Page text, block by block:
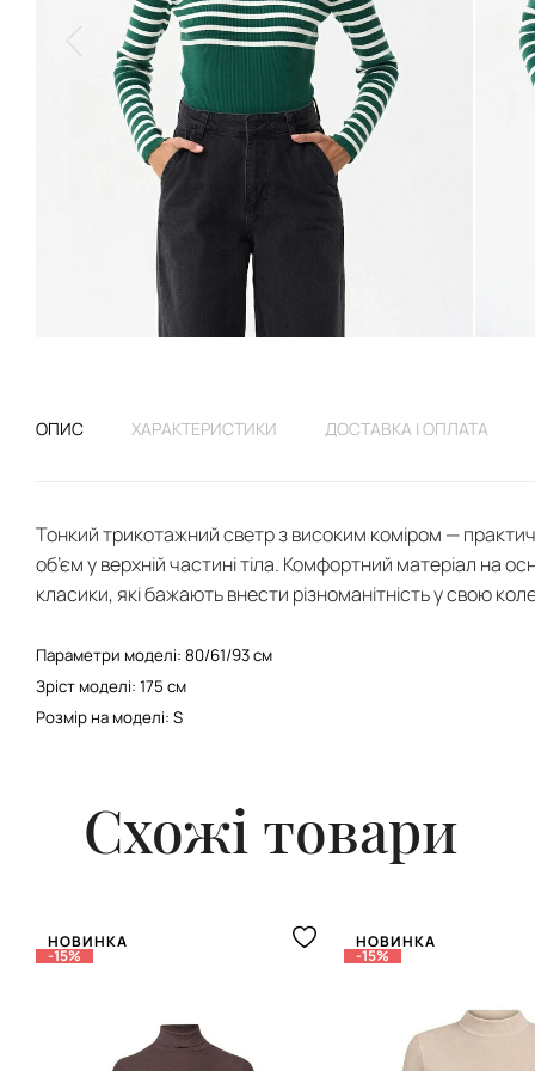
ОПИС ХАРАКТЕРИСТИКИ ДОСТАВКА І ОПЛАТА
Тонкий трикотажний светр з високим коміром —
об’єм у верхній частині тіла. Комфортний матеріал на
класики, які бажають внести різноманітність у свою
Параметри моделі: 80/61/93 см
Зріст моделі: 175 см
Розмір на моделі: S
Схожі товари
НОВИНКА
-15%
НОВИНКА
-15%